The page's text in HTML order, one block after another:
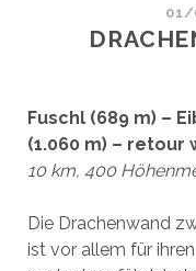
01/
Fuschl (689 m) –
(1.060 m) – retour
10 km, 400
Die Drachenwand
ist vor allem für